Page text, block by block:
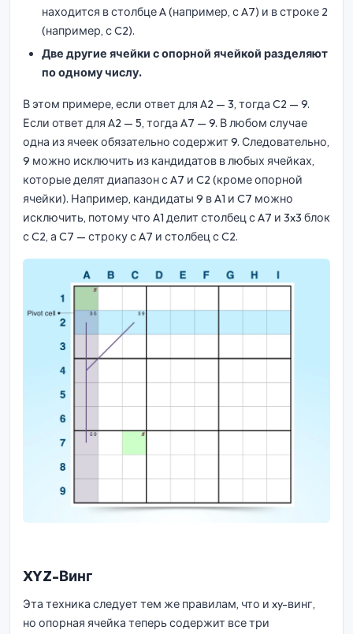
находится в столбце A (например, с A7) и в строке 2
(например, с C2).
Две другие ячейки с опорной ячейкой разделяют
по одному числу.
В этом примере, если ответ для A2 — 3, тогда C2 — 9.
Если ответ для A2 — 5, тогда A7 — 9. В любом случае
одна из ячеек обязательно содержит 9. Следовательно,
9 можно исключить из кандидатов в любых ячейках,
которые делят диапазон с A7 и C2 (кроме опорной
ячейки). Например, кандидаты 9 в A1 и C7 можно
исключить, потому что A1 делит столбец с A7 и 3x3 блок
с C2, а C7 — строку с A7 и столбец с C2.
XYZ-Винг
Эта техника следует тем же правилам, что и xy-винг,
но опорная ячейка теперь содержит все три